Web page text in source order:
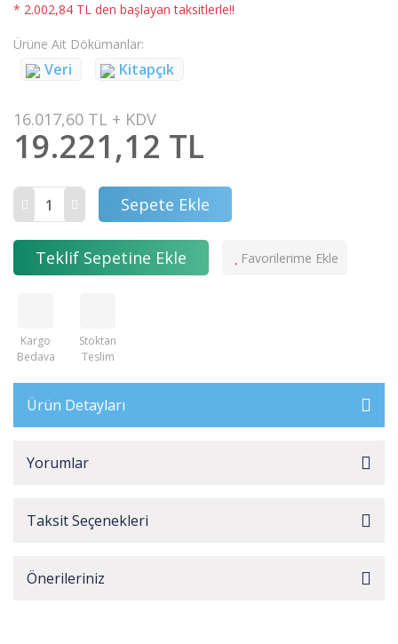
* 2.002,84 TL den başlayan taksitlerle!!
Ürüne Ait Dökümanlar
Veri Kitapçık
16.017,60 TL + KDV
19.221,12 TL
Sepete Ekle
Teklif Sepetine Ekle
Kargo
Bedava
Stoktan
Teslim
Ürün Detayları
Yorumlar
Taksit Seçenekleri
Önerileriniz